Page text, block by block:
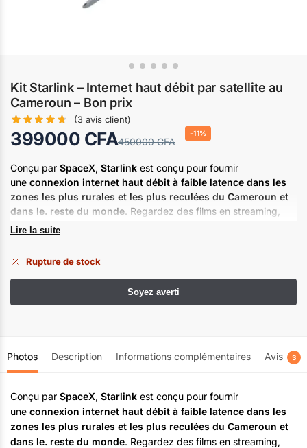
Kit Starlink – Internet haut débit par satellite au
Cameroun – Bon prix
(3 avis client)
450000CFA
399000 CFA -11%
Conçu par SpaceX, Starlink est conçu pour fournir
une connexion internet haut débit à faible latence dans les
zones les plus rurales et les plus reculées du Cameroun et
dans le. reste du monde. Regardez des films en streaming,
passez des appels vidéo, jouez à des jeux vidéo et plus encore,
internet en quelques minutes.
Lire la suite
Rupture de stock
Photos Description Informations complémentaires Avis 3
Conçu par SpaceX, Starlink est conçu pour fournir
une connexion internet haut débit à faible latence dans les
zones les plus rurales et les plus reculées du Cameroun et
dans le. reste du monde. Regardez des films en streaming,